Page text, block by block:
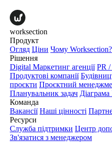
worksection
Продукт
Огляд Ціни Чому Worksection?
Рішення
Digital Маркетинг агенції PR
Продуктові компанії
проєкти Проєктний
Планувальник задач Діаграма
Команда
Вакансії Наші цінності
Ресурси
Служба підтримки Центр
Зв'язатися з менеджером